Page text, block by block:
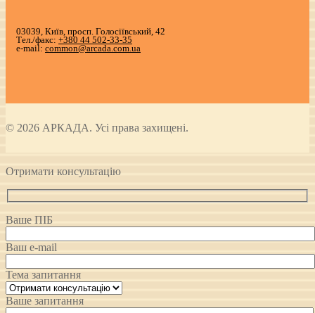
03039, Київ, просп. Голосіївський, 42
Тел./факс: +380 44 502-33-35
e-mail: common@arcada.com.ua
© 2026 АРКАДА. Усі права захищені.
Отримати консультацію
Ваше ПІБ
Ваш e-mail
Тема запитання
Ваше запитання